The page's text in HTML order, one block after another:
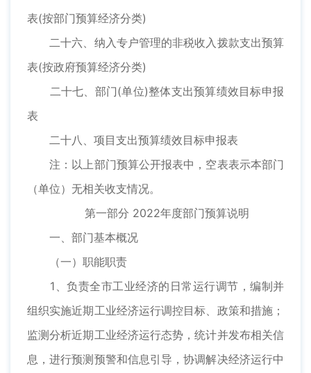
表(按部门预算经济分类)
二十六、纳入专户管理的非税收入拨款支出预算
表(按政府预算经济分类)
二十七、部门(单位)整体支出预算绩效目标申报
表
二十八、项目支出预算绩效目标申报表
注：以上部门预算公开报表中，空表表示本部门
（单位）无相关收支情况。
第一部分 2022年度部门预算说明
一、部门基本概况
（一）职能职责
1、负责全市工业经济的日常运行调节，编制并
组织实施近期工业经济运行调控目标、政策和措施；
监测分析近期工业经济运行态势，统计并发布相关信
息，进行预测预警和信息引导，协调解决经济运行中